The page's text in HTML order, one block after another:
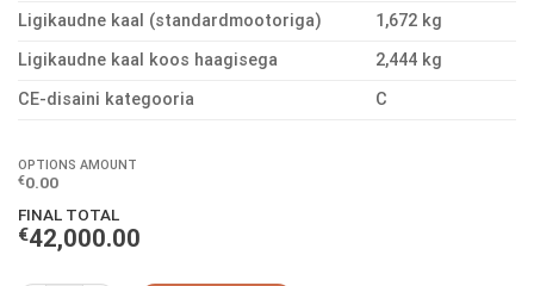
Ligikaudne kaal (standardmootoriga)
1,672 kg
Ligikaudne kaal koos haagisega
2,444 kg
CE-disaini kategooria
C
OPTIONS AMOUNT
€0.00
FINAL TOTAL
€42,000.00